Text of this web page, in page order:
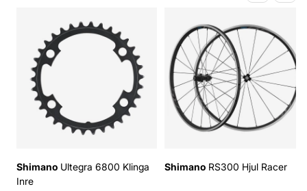
Shimano Ultegra 6800 Klinga
Inre
Shimano RS300 Hjul Racer